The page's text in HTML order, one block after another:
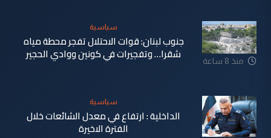
منذ 8 ساعة
سياسية
جنوب لبنان: قوات الاحتلال تفجر محطة مياه
شقرا… وتفجيرات في كونين ووادي الحجير
سياسية
الداخلية : ارتفاع في معدل الشائعات خلال
الفترة الاخيرة